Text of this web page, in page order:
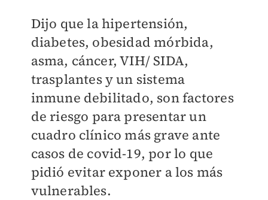
Dijo que la hipertensión,
diabetes, obesidad mórbida,
asma, cáncer, VIH/ SIDA,
trasplantes y un sistema
inmune debilitado, son factores
de riesgo para presentar un
cuadro clínico más grave ante
casos de covid-19, por lo que
pidió evitar exponer a los más
vulnerables.